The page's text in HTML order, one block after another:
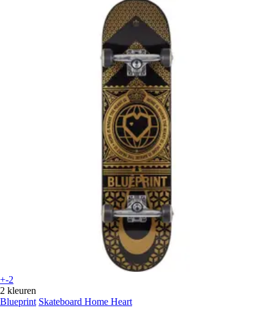
+-2
2 kleuren
Blueprint Skateboard Home Heart